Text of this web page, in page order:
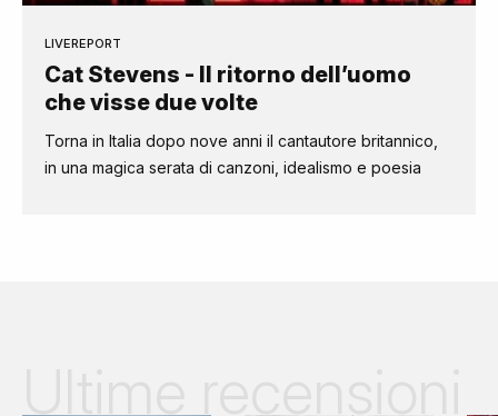
LIVEREPORT
Cat Stevens - Il ritorno dell’uomo
che visse due volte
Torna in Italia dopo nove anni il cantautore britannico,
in una magica serata di canzoni, idealismo e poesia